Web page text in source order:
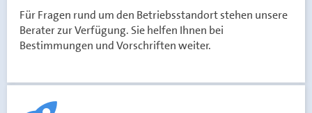
Für Fragen rund um den Betriebsstandort stehen unsere
Berater zur Verfügung. Sie helfen Ihnen bei
Bestimmungen und Vorschriften weiter.